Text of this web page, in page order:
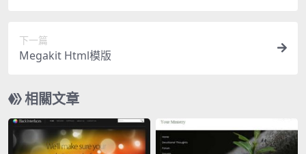
下一篇
Megakit Html模版
相關文章